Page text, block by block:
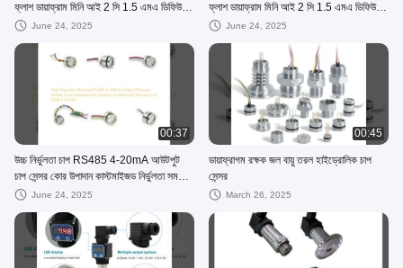
ফ্লাশ ডায়াফ্রাম মিনি আই 2 সি 1.5 এমএ ডিফিউজড
সিলিকন ভরাট চাপ সেন্সর
June 24, 2025
ফ্লাশ ডায়াফ্রাম মিনি আই 2 সি 1.5 এমএ ডিফিউজড
সিলিকন ভরাট চাপ সেন্সর
June 24, 2025
00:37
উচ্চ নির্ভুলতা চাপ RS485 4-20mA আউটপুট
চাপ সেন্সর কোর উপাদান কাস্টমাইজড নির্ভুলতা সমর্থন
করে 0.2% 0.5-4.5V
June 24, 2025
00:45
ডায়াফ্রাগম রক্ষক জল বায়ু তরল হাইড্রোলিক চাপ
সেন্সর
March 26, 2025